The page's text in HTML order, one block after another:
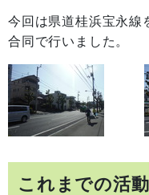
今回は県道桂浜宝永線
合同で行いました。
これまでの活